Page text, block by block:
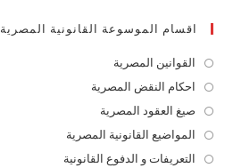
اقسام الموسوعة القانونية المصرية
القوانين المصرية
in
a
new
tab
احكام النقض المصرية
a
new
صيغ العقود المصرية
in
a
المواضيع القانونية المصرية
inالتعريفات و الدفوع القانونية